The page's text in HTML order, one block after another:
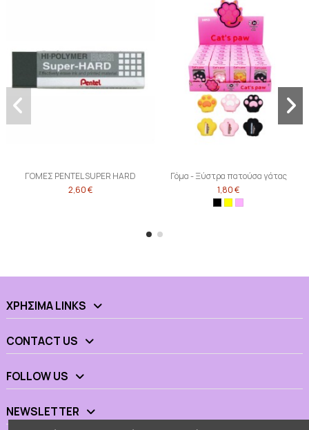
ΓΟΜΕΣ PENTEL SUPER HARD
2,60 €
Γόμα - Ξύστρα πατούσα γάτας
1,80 €
ΧΡΉΣΙΜΑ LINKS
CONTACT US
FOLLOW US
NEWSLETTER